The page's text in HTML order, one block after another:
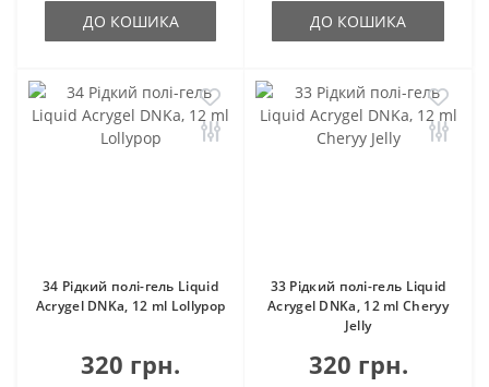
ДО КОШИКА ДО КОШИКА
34 Рідкий полі-гель Liquid
Acrygel DNKa, 12 ml Lollypop
320 грн.
33 Рідкий полі-гель Liquid
Acrygel DNKa, 12 ml Cheryy
Jelly
320 грн.